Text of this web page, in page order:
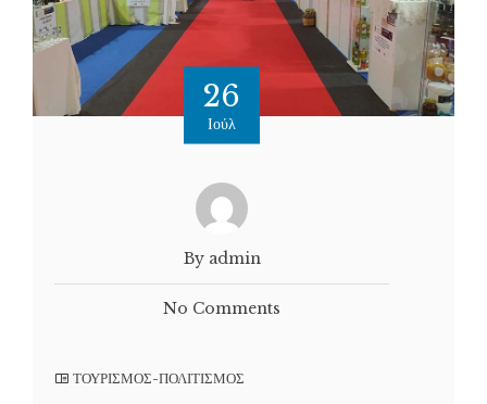
26
Ιούλ
By admin
No Comments
ΤΟΥΡΙΣΜΟΣ-ΠΟΛΙΤΙΣΜΟΣ